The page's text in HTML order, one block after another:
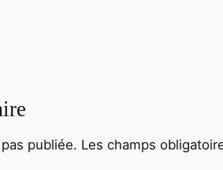
publiée. Les champs